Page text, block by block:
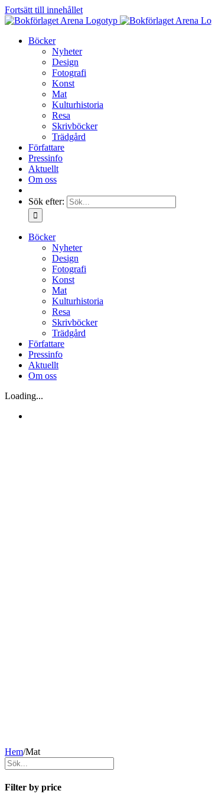
Fortsätt till innehållet
Böcker
Nyheter
Design
Fotografi
Konst
Mat
Kulturhistoria
Resa
Skrivböcker
Trädgård
Författare
Pressinfo
Aktuellt
Om oss
Sök efter:
Böcker
Nyheter
Design
Fotografi
Konst
Mat
Kulturhistoria
Resa
Skrivböcker
Trädgård
Författare
Pressinfo
Aktuellt
Om oss
Loading...
Hem/Mat
Filter by price